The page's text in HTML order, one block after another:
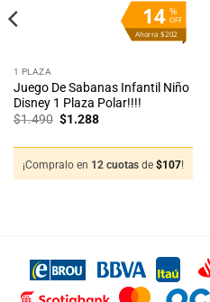
%
OFF
14
Ahorra $202
1 PLAZA
Juego De Sabanas Infantil Niño
Disney 1 Plaza Polar!!!!
$1.490 El
$1.490.
$1.288El
$1.288.
¡Compralo en 12 cuotas de $107!